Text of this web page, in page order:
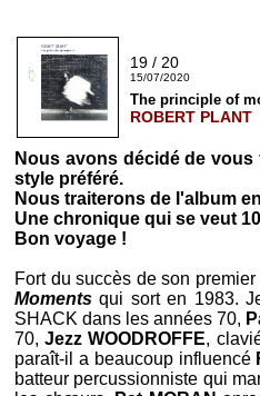
19 / 20
15/07/2020
The principle of
ROBERT PLANT
Nous avons décidé de
style préféré.
Nous traiterons de l'album
Une chronique qui se veut
Bon voyage !
Fort du succès de son
Momentsqui sort en 1983.
SHACK dans les années 70,
70,Jezz WOODROFFE,
paraît-il a beaucoup influencé
batteur percussionniste qui